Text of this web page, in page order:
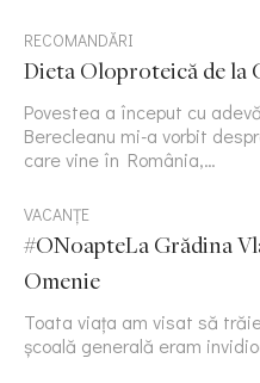
RECOMANDĂRI
Dieta Oloproteică de la
Povestea a început cu
Berecleanu mi-a vorbit
care vine în România,…
VACANȚE
#ONoapteLa Grădina
Omenie
Toata viața am visat să
școală generală eram